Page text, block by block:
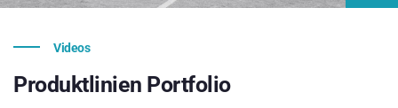
Videos
Produktlinien Portfolio